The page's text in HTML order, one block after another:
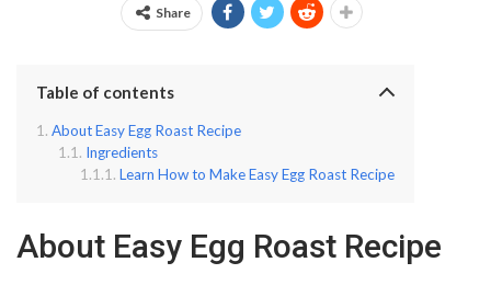
Share
Table of contents
About Easy Egg Roast Recipe
Ingredients
Learn How to Make Easy Egg Roast Recipe
About Easy Egg Roast Recipe